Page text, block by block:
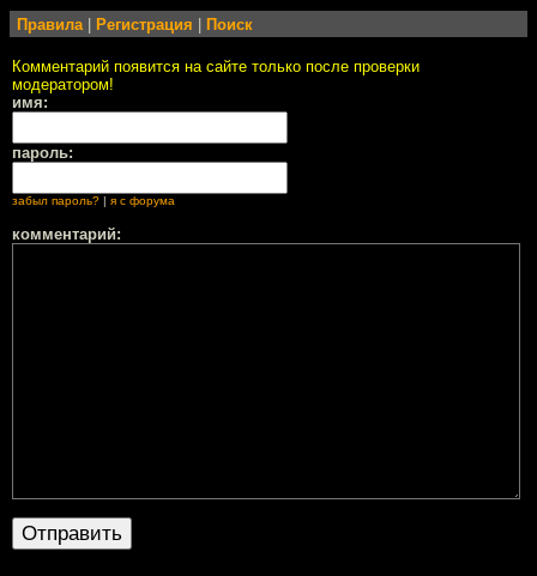
Правила | Регистрация | Поиск
Комментарий появится на сайте только после проверки
модератором!
имя:
пароль:
забыл пароль? | я с форума
комментарий: